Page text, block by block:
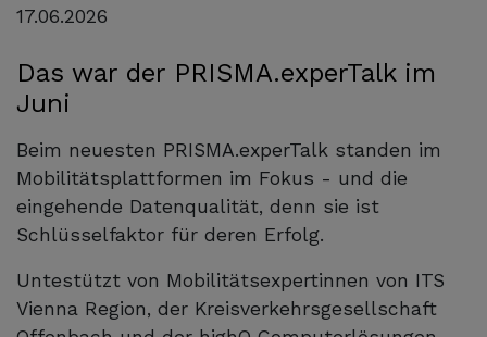
17.06.2026
Das war der PRISMA.experTalk im
Juni
Beim neuesten PRISMA.experTalk standen im
Mobilitätsplattformen im Fokus - und die
eingehende Datenqualität, denn sie ist
Schlüsselfaktor für deren Erfolg.
Untestützt von Mobilitätsexpertinnen von ITS
Vienna Region, der Kreisverkehrsgesellschaft